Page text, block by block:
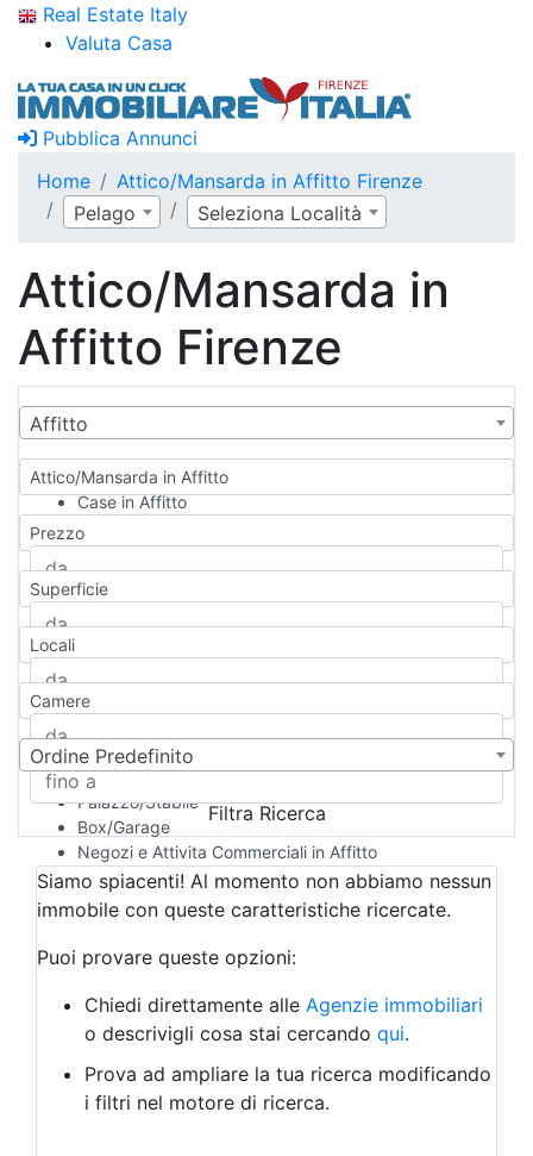
Real Estate Italy
Valuta Casa
Pubblica Annunci
Home
Attico/Mansarda in Affitto Firenze
Pelago
Seleziona Località
Attico/Mansarda in
Affitto Firenze
Affitto
Attico/Mansarda in Affitto
Case in Affitto
Qualsiasi
Appartamento
Casa indipendente
Casa Semi-indipendente
Attico/Mansarda
Rustico/Casale
Camera d'Albergo
Multiproprietà
Palazzo/Stabile
Box/Garage
Negozi e Attivita Commerciali in Affitto
Qualsiasi
Attività/Licenza Commerciale
Azienda Agricola
Bar/Ristorante
Albergo
Laboratorio Artigianale
Negozio/locale commerciale
Agriturismo
Magazzini
Prezzo
Superficie
Locali
Camere
Ordine Predefinito
Filtra Ricerca
Siamo spiacenti! Al momento non abbiamo nessun
immobile con queste caratteristiche ricercate.
Puoi provare queste opzioni:
Chiedi direttamente alle Agenzie immobiliari
o descrivigli cosa stai cercando qui.
Prova ad ampliare la tua ricerca modificando
i filtri nel motore di ricerca.